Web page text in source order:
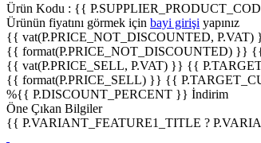
Ürün Kodu : {{
Ürünün fiyatını görmek için bayi girişi yapınız
{{ vat(P.PRICE_NOT_DISCOUNTED, P.VAT)
{{ format(P.PRICE_NOT_DISCOUNTED) }}
{{ vat(P.PRICE_SELL, P.VAT) }} {{
{{ format(P.PRICE_SELL) }} {{
%{{ P.DISCOUNT_PERCENT }} İndirim
Öne Çıkan Bilgiler
{{ P.VARIANT_FEATURE1_TITLE ?